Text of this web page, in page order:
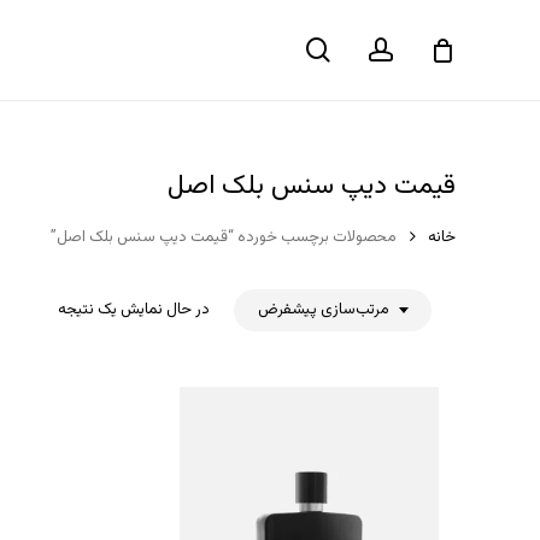
جستجوحساب
کاربری سبد خرید
قیمت دیپ سنس بلک اصل
خانه محصولات برچسب خورده “قیمت دیپ سنس بلک اصل”
در حال نمایش یک نتیجه مرتب‌سازی پیشفرض